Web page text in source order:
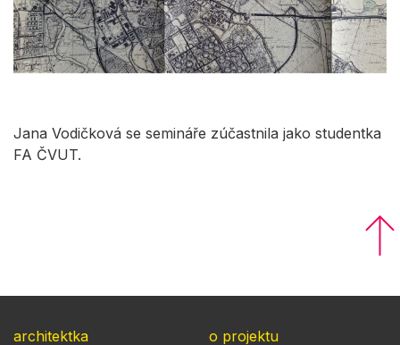
Jana Vodičková se semináře zúčastnila jako studentka
FA ČVUT.
architektka o projektu